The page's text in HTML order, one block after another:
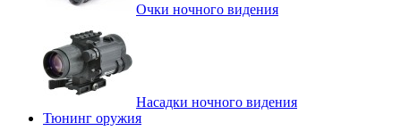
Очки ночного видения
Насадки ночного видения
Тюнинг оружия